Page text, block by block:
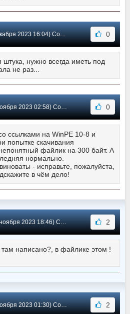
2023 16:04) Сообщение #544 0
нужно всегда иметь под
не раз...
2023 02:58) Сообщение #543 0
ссылками на WinPE 10-8 и
попытке скачивания
файлик на 300 байт. А
нормально.
- исправьте, пожалуйста,
в чём дело!
2023 18:46) Сообщение #542 2
там написано?, в файлике этом !
2023 01:30) Сообщение #541 2